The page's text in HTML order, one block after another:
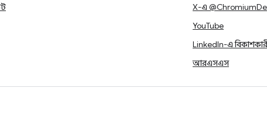
X-এ
YouTube
LinkedIn-এ
আরএসএস